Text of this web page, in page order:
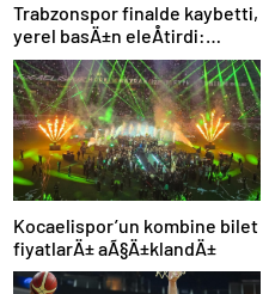
Trabzonspor finalde kaybetti,
yerel basÄ±n eleÅtirdi:
“Futbol felaket, sonuÃ§
rezalet”
Kocaelispor’un kombine bilet
fiyatlarÄ± aÃ§Ä±klandÄ±